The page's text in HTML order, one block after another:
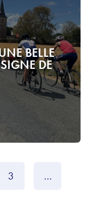
BELLE
DE
3
…